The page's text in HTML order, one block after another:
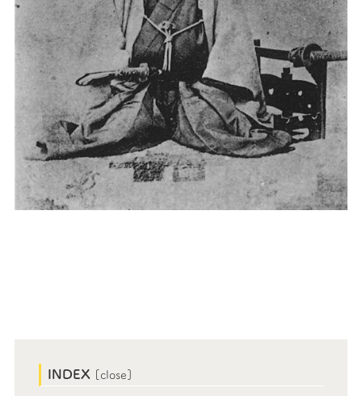
INDEX [ close ]